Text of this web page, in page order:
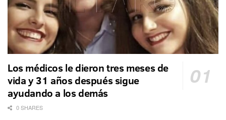
Los médicos le dieron tres meses de
vida y 31 años después sigue
ayudando a los demás
0 SHARES